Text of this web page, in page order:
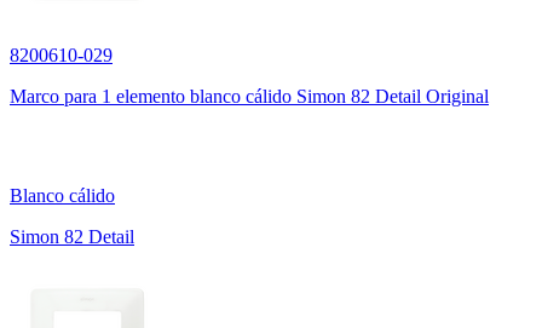
8200610-029
Marco para 1 elemento blanco cálido Simon 82 Detail Original
Blanco cálido
Simon 82 Detail